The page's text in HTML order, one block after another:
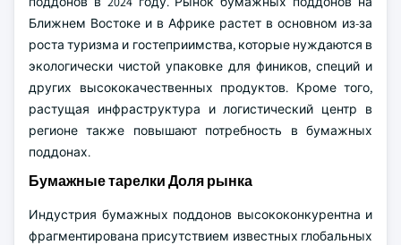
Ближнем Востоке и в Африке растет в основном из-за
роста туризма и гостеприимства, которые нуждаются в
экологически чистой упаковке для фиников, специй и
других высококачественных продуктов. Кроме того,
растущая инфраструктура и логистический центр в
регионе также повышают потребность в бумажных
поддонах.
Бумажные тарелки Доля рынка
Индустрия бумажных поддонов высококонкурентна и
фрагментирована присутствием известных глобальных